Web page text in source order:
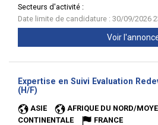
Secteurs d'activité :
Date limite de candidature : 30/09/2026
Voir
Expertise en Suivi Evaluation
(H/F)
ASIE AFRIQUE DU NORD/
CONTINENTALE
FRANCE